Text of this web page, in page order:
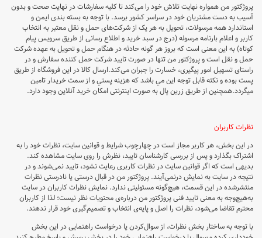
پروژکتور من همواره نهایت تلاش خود را می‏‌کند تا کلیه سفارشات در نهایت صحت و بدون
آسیب به دست مشتریان خود در سراسر کشور برسد. با توجه به بسته بندی ایمن و
استاندارد همه مرسولات، تحویل به هر یک از شرکت‌‏های حمل و نقل معتبر به انتخاب
کاربر و اعلام بارنامه مرسوله (درج در سبد خرید و اطلاع رسانی از طریق سرویس پیام
کوتاه) به این معنی است که بروز هر گونه حادثه در هنگام حمل و تحویل به عهده شرکت
حمل و نقل است و پروژکتور من تنها در صورت تایید شرکت حمل کننده سفارش و در
راستای تسهیل امور پیگیری، خسارت را جبران می‌‏کند.ارسال كالا در اين فروشگاه از طريق
پست بوده و نكته قابل توجه اين مي باشد كه هزينه پستي و از سمت خریدار تامين
ميگردد.همچنین از طریق زرین پال به صورت اینترنتی امکان خرید آنلاین وجود دارد.
نظرات کاربران
در این بخش، هر کاربر مجاز است در چهارچوب شرایط و قوانین سایت، نظرات خود را به
اشتراک بگذارد و پس از بررسی کارشناسان تایید، نظرش را روی سایت مشاهده کند.
بدیهی است که اگر قوانین سایت در نظرات کاربری رعایت نشود، تایید نمی‌شوند و در
نتیجه در سایت به نمایش درنمی‌آیند. پروژکتور من در قبال درستی یا نادرستی نظرات
منتشرشده در این قسمت، هیچ‌گونه مسئولیتی ندارد. نمایش نظرات کاربران در سایت
به‌هیچ‌وجه به معنی تایید فنی پروژکتور من درباره‌ی محتویات نظر نیست؛ لذا از کاربران
محترم تقاضا می‌شود، نظرات را اصل و پایه‌ی انتخاب و تصمیم‌گیری خود قرار ندهند.
با توجه به ساختار بخش نظرات، از سوال‌کردن یا درخواست راهنمایی در این بخش